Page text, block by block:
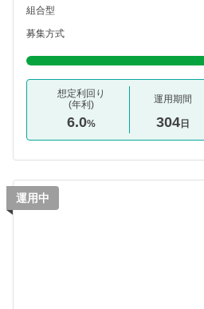
組合型
募集方式
想定利回り
(年利)
6.0%
運用期間
304日
運用中